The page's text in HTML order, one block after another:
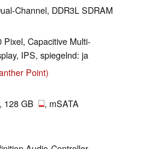
Channel, DDR3L SDRAM
Capacitive Multi-
IPS, spiegelnd: ja
Point)
128 GB
, mSATA